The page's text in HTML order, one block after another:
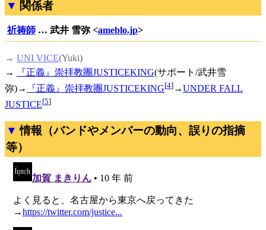
関係者
祈祷師 … 武井 雪弥 <ameblo.jp>
→ UNI VICE(Yuki)
→
『正義』崇拝教團JUSTICEKING(サポート/武井雪
弥)→
『正義』崇拝教團JUSTICEKING[4] →UNDER FALL
JUSTICE[5]
情報（バンドやメンバーの動向、誤りの指摘
等）